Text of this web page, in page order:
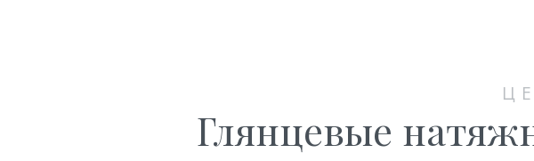
Глянцевые